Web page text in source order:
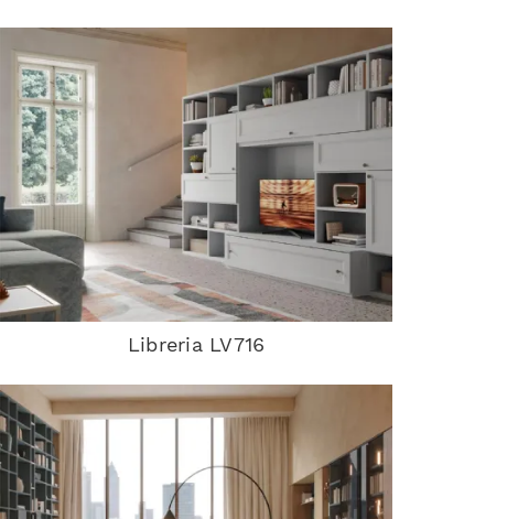
Libreria LV716